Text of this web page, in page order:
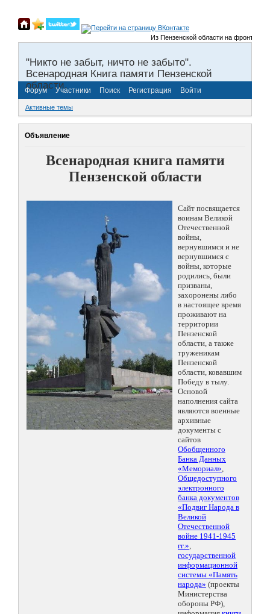
Из Пензенской области на фронты
"Никто не забыт, ничто не забыто".
Всенародная Книга памяти Пензенской
области.
Форум Участники Поиск Регистрация Войти
Активные темы
Объявление
Всенародная книга памяти
Пензенской области
Сайт посвящается
воинам Великой
Отечественной
войны,
вернувшимся и не
вернувшимся с
войны, которые
родились, были
призваны,
захоронены либо
в настоящее время
проживают на
территории
Пензенской
области, а также
труженикам
Пензенской
области, ковавшим
Победу в тылу.
Основой
наполнения сайта
являются военные
архивные
документы с
сайтов
Обобщенного
Банка Данных
«Мемориал»,
Общедоступного
электронного
банка документов
«Подвиг Народа в
Великой
Отечественной
войне 1941-1945
гг.»,
государственной
информационной
системы «Память
народа» (проекты
Министерства
обороны РФ),